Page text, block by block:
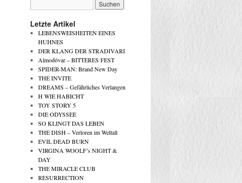
Letzte Artikel
LEBENSWEISHEITEN EINES
HUHNES
DER KLANG DER STRADIVARI
Almodóvar – BITTERES FEST
SPIDER-MAN: Brand New Day
THE INVITE
DREAMS – Gefährliches Verlangen
H WIE HABICHT
TOY STORY 5
DIE ODYSSEE
SO KLINGT DAS LEBEN
THE DISH – Verloren im Weltall
EVIL DEAD BURN
VIRGINA WOOLF’s NIGHT &
DAY
THE MIRACLE CLUB
RESURRECTION